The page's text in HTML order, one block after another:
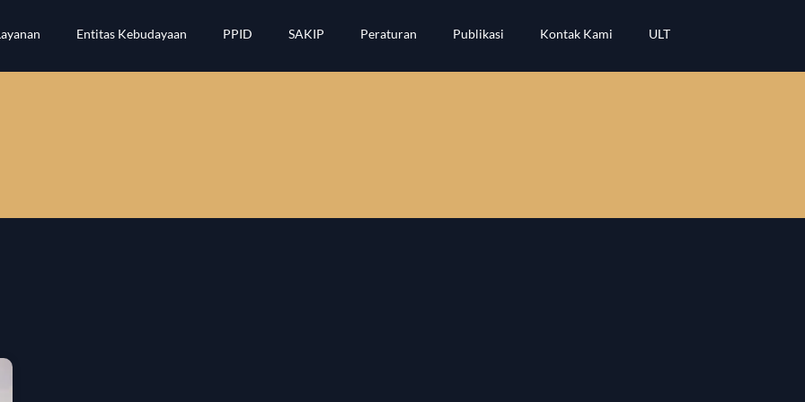
Entitas Kebudayaan PPID SAKIP Peraturan Publikasi Kontak Kami ULT